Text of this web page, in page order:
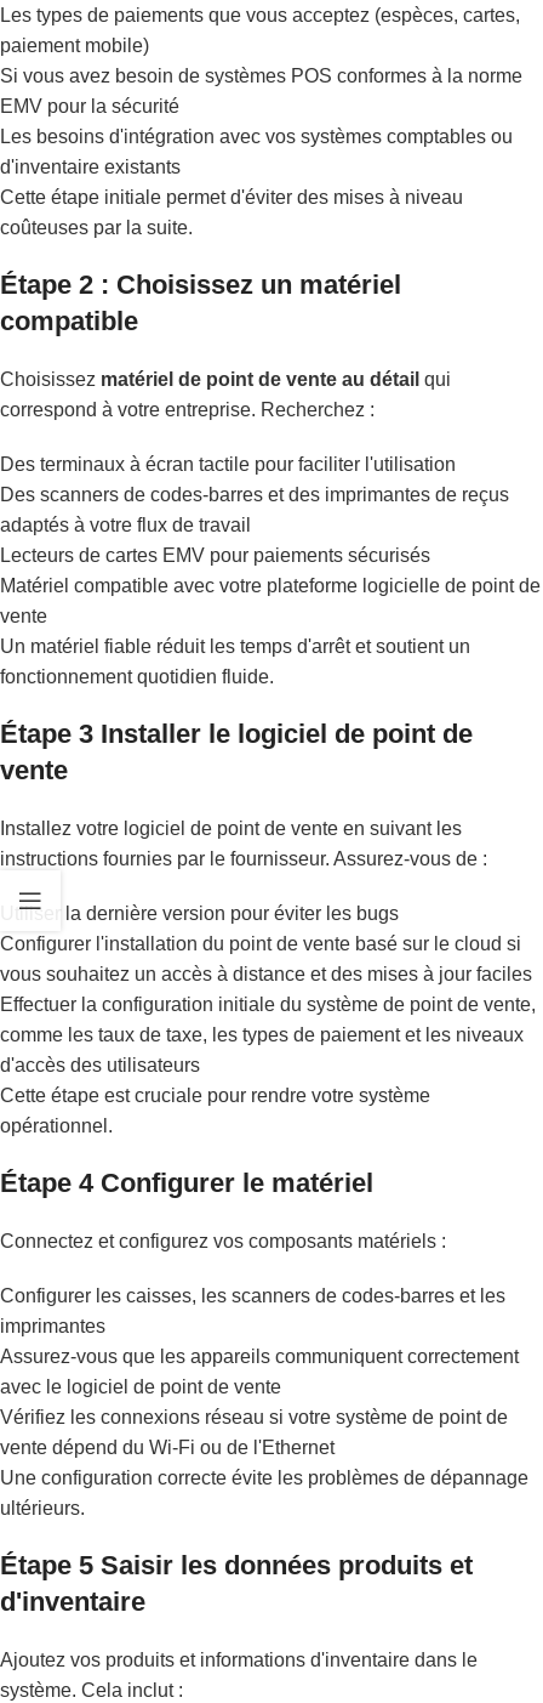
Les types de paiements que vous acceptez (espèces, cartes,
paiement mobile)
Si vous avez besoin de systèmes POS conformes à la norme
EMV pour la sécurité
Les besoins d'intégration avec vos systèmes comptables ou
d'inventaire existants
Cette étape initiale permet d'éviter des mises à niveau
coûteuses par la suite.
Étape 2 : Choisissez un matériel
compatible
Choisissez matériel de point de vente au détail qui
correspond à votre entreprise. Recherchez :
Des terminaux à écran tactile pour faciliter l'utilisation
Des scanners de codes-barres et des imprimantes de reçus
adaptés à votre flux de travail
Lecteurs de cartes EMV pour paiements sécurisés
Matériel compatible avec votre plateforme logicielle de point de
vente
Un matériel fiable réduit les temps d'arrêt et soutient un
fonctionnement quotidien fluide.
Étape 3 Installer le logiciel de point de
vente
Installez votre logiciel de point de vente en suivant les
instructions fournies par le fournisseur. Assurez-vous de :
Utiliser la dernière version pour éviter les bugs
Configurer l'installation du point de vente basé sur le cloud si
vous souhaitez un accès à distance et des mises à jour faciles
Effectuer la configuration initiale du système de point de vente,
comme les taux de taxe, les types de paiement et les niveaux
d'accès des utilisateurs
Cette étape est cruciale pour rendre votre système
opérationnel.
Étape 4 Configurer le matériel
Connectez et configurez vos composants matériels :
Configurer les caisses, les scanners de codes-barres et les
imprimantes
Assurez-vous que les appareils communiquent correctement
avec le logiciel de point de vente
Vérifiez les connexions réseau si votre système de point de
vente dépend du Wi-Fi ou de l'Ethernet
Une configuration correcte évite les problèmes de dépannage
ultérieurs.
Étape 5 Saisir les données produits et
d'inventaire
Ajoutez vos produits et informations d'inventaire dans le
système. Cela inclut :